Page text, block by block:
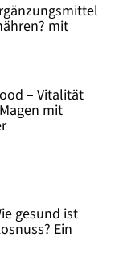
mit
– Vitalität
mit
gesund ist
Ein